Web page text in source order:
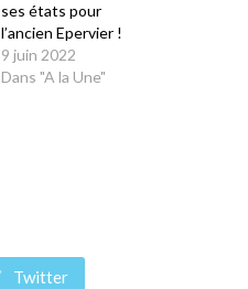
ses états pour
l’ancien Epervier !
9 juin 2022
Dans "A la Une"
Twitter